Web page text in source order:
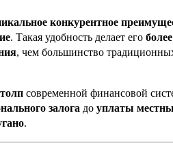
конкурентное
. Такая удобность делает его
, чем большинство
современной финансовой
залога до уплаты
.